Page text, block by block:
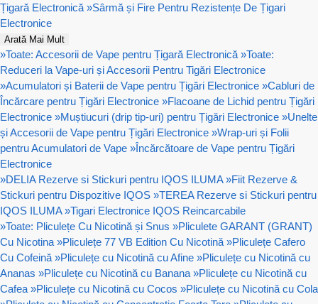
Țigară Electronică »Sârmă și Fire Pentru Rezistențe De Țigari
Electronice
Arată Mai Mult
»Toate: Accesorii de Vape pentru Țigară Electronică »Toate:
Reduceri la Vape-uri și Accesorii Pentru Tigări Electronice
»Acumulatori și Baterii de Vape pentru Țigări Electronice »Cabluri de
Încărcare pentru Țigări Electronice »Flacoane de Lichid pentru Țigări
Electronice »Muștiucuri (drip tip-uri) pentru Țigări Electronice »Unelte
și Accesorii de Vape pentru Țigări Electronice »Wrap-uri și Folii
pentru Acumulatori de Vape »Încărcătoare de Vape pentru Țigări
Electronice
»DELIA Rezerve si Stickuri pentru IQOS ILUMA »Fiit Rezerve &
Stickuri pentru Dispozitive IQOS »TEREA Rezerve si Stickuri pentru
IQOS ILUMA »Tigari Electronice IQOS Reincarcabile
»Toate: Pliculețe Cu Nicotină și Snus »Pliculete GARANT (GRANT)
Cu Nicotina »Pliculețe 77 VB Edition Cu Nicotină »Pliculețe Cafero
Cu Cofeină »Pliculețe cu Nicotină cu Afine »Pliculețe cu Nicotină cu
Ananas »Pliculețe cu Nicotină cu Banana »Pliculețe cu Nicotină cu
Cafea »Pliculețe cu Nicotină cu Cocos »Pliculețe cu Nicotină cu Cola